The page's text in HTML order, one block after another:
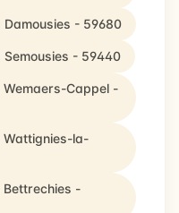
- 59680
Semousies - 59440
Cappel -
Wattignies-la-
Bettrechies -